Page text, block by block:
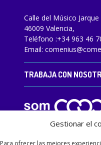
Gestionar el
Para ofrecer las mejores
Calle del Músico
46009 Valencia,
Teléfono :+34 963 46
Email:
TRABAJA CON